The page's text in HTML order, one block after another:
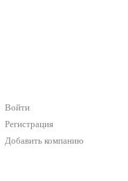
Войти
Регистрация
Добавить компанию